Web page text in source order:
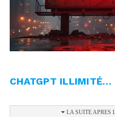
CHATGPT ILLIMITÉ…